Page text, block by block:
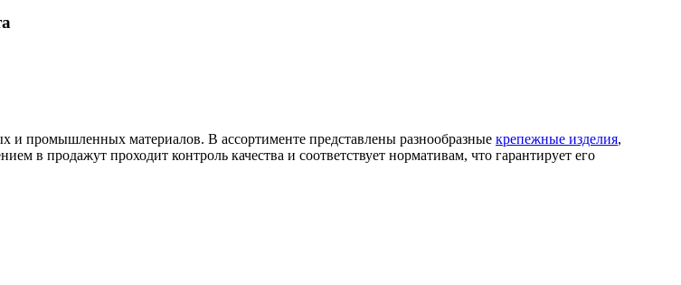
и промышленных материалов. В ассортименте представлены разнообразные крепежные изделия,
в продажут проходит контроль качества и соответствует нормативам, что гарантирует его